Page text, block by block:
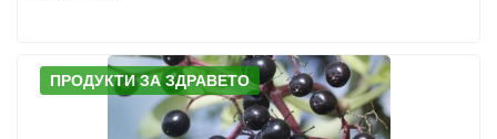
ПРОДУКТИ ЗА ЗДРАВЕТО